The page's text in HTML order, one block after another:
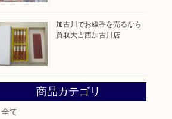
加古川でお線香を売るなら
買取大吉西加古川店
商品カテゴリ
全て